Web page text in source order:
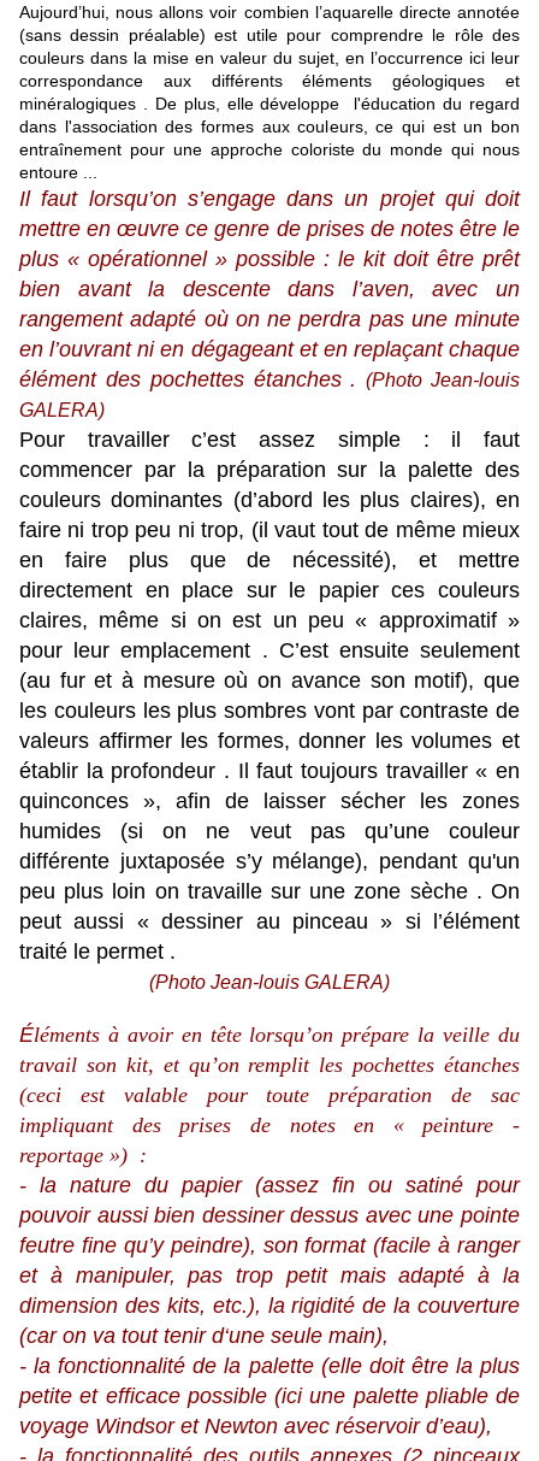
Aujourd’hui, nous allons voir combien l’aquarelle directe annotée
(sans dessin préalable) est utile pour comprendre le rôle des
couleurs dans la mise en valeur du sujet, en l’occurrence ici leur
correspondance aux différents éléments géologiques et
minéralogiques . De plus, elle développe l'éducation du regard
dans l'association des formes aux couleurs, ce qui est un bon
entraînement pour une approche coloriste du monde qui nous
entoure ...
Il faut lorsqu’on s’engage dans un projet qui doit
mettre en œuvre ce genre de prises de notes être le
plus « opérationnel » possible : le kit doit être prêt
bien avant la descente dans l’aven, avec un
rangement adapté où on ne perdra pas une minute
en l’ouvrant ni en dégageant et en replaçant chaque
élément des pochettes étanches .(Photo Jean-louis
GALERA)
Pour travailler c’est assez simple : il faut
commencer par la préparation sur la palette des
couleurs dominantes (d’abord les plus claires), en
faire ni trop peu ni trop, (il vaut tout de même mieux
en faire plus que de nécessité), et mettre
directement en place sur le papier ces couleurs
claires, même si on est un peu « approximatif »
pour leur emplacement . C’est ensuite seulement
(au fur et à mesure où on avance son motif), que
les couleurs les plus sombres vont par contraste de
valeurs affirmer les formes, donner les volumes et
établir la profondeur . Il faut toujours travailler « en
quinconces », afin de laisser sécher les zones
humides (si on ne veut pas qu’une couleur
différente juxtaposée s’y mélange), pendant qu'un
peu plus loin on travaille sur une zone sèche . On
peut aussi « dessiner au pinceau » si l’élément
traité le permet .
(Photo Jean-louis GALERA)
Éléments à avoir en tête lorsqu’on prépare la veille du
travail son kit, et qu’on remplit les pochettes étanches
(ceci est valable pour toute préparation de sac
impliquant des prises de notes en « peinture -
reportage ») :
- la nature du papier (assez fin ou satiné pour
pouvoir aussi bien dessiner dessus avec une pointe
feutre fine qu’y peindre), son format (facile à ranger
et à manipuler, pas trop petit mais adapté à la
dimension des kits, etc.), la rigidité de la couverture
(car on va tout tenir d‘une seule main),
- la fonctionnalité de la palette (elle doit être la plus
petite et efficace possible (ici une palette pliable de
voyage Windsor et Newton avec réservoir d’eau),